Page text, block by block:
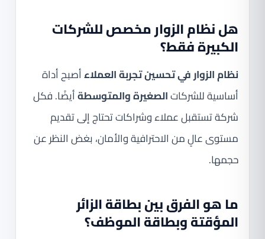
هل نظام الزوار مخصص للشركات
الكبيرة فقط؟
نظام الزوار في تحسين تجربة العملاءأصبح أداة
أساسية للشركاتالصغيرة والمتوسطةأيضًا. فكل
شركة تستقبل عملاء وشراكات تحتاج إلى تقديم
مستوى عالٍ من الاحترافية والأمان، بغض النظر عن
حجمها.
ما هو الفرق بين بطاقة الزائر
المؤقتة وبطاقة الموظف؟